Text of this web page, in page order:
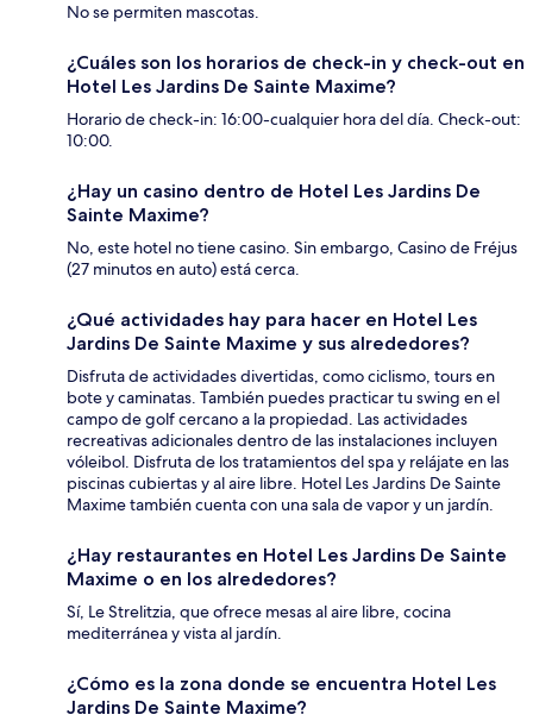
No se permiten mascotas.
¿Cuáles son los horarios de check-in y check-out en
Hotel Les Jardins De Sainte Maxime?
Horario de check-in: 16:00-cualquier hora del día. Check-out:
10:00.
¿Hay un casino dentro de Hotel Les Jardins De
Sainte Maxime?
No, este hotel no tiene casino. Sin embargo, Casino de Fréjus
(27 minutos en auto) está cerca.
¿Qué actividades hay para hacer en Hotel Les
Jardins De Sainte Maxime y sus alrededores?
Disfruta de actividades divertidas, como ciclismo, tours en
bote y caminatas. También puedes practicar tu swing en el
campo de golf cercano a la propiedad. Las actividades
recreativas adicionales dentro de las instalaciones incluyen
vóleibol. Disfruta de los tratamientos del spa y relájate en las
piscinas cubiertas y al aire libre. Hotel Les Jardins De Sainte
Maxime también cuenta con una sala de vapor y un jardín.
¿Hay restaurantes en Hotel Les Jardins De Sainte
Maxime o en los alrededores?
Sí, Le Strelitzia, que ofrece mesas al aire libre, cocina
mediterránea y vista al jardín.
¿Cómo es la zona donde se encuentra Hotel Les
Jardins De Sainte Maxime?